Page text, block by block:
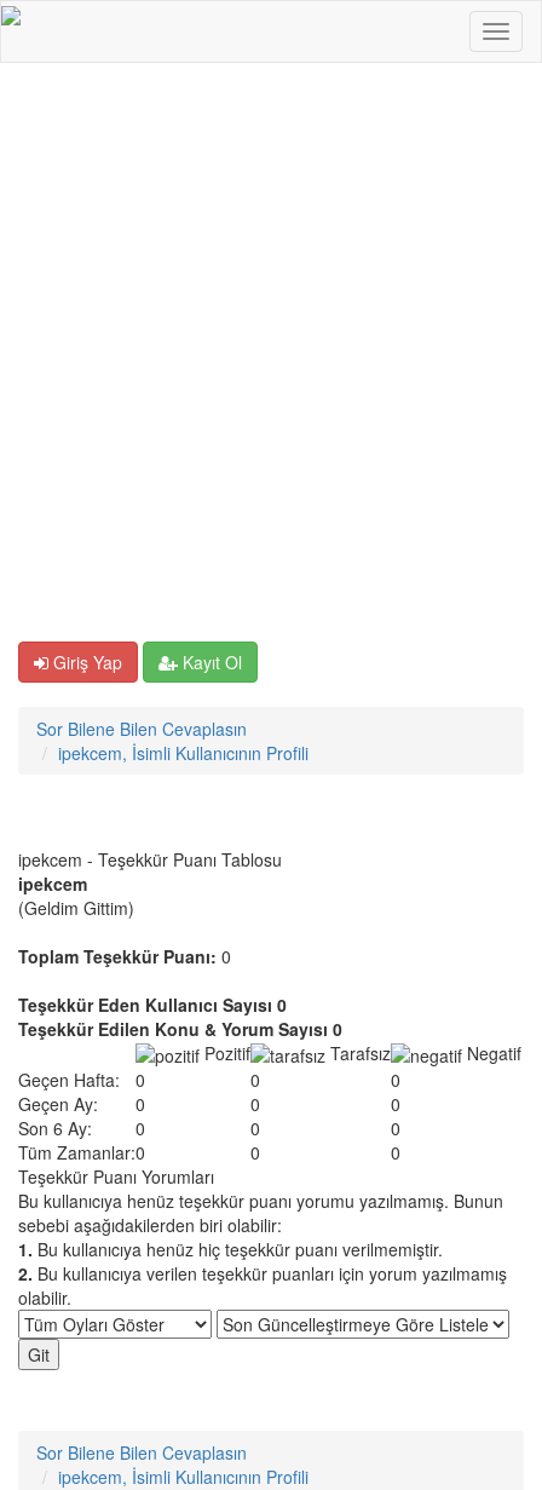
Giriş Yap Kayıt Ol
Sor Bilene Bilen Cevaplasın
ipekcem, İsimli Kullanıcının Profili
ipekcem - Teşekkür Puanı Tablosu
ipekcem
(Geldim Gittim)
Toplam Teşekkür Puanı: 0
Teşekkür Eden Kullanıcı Sayısı 0
Teşekkür Edilen Konu & Yorum Sayısı 0
Pozitif
Tarafsız
Negatif
Geçen Hafta:
0 0
0
Geçen Ay:
0 0
0
Son 6 Ay:
0 0
0
Tüm Zamanlar:0 0
0
Teşekkür Puanı Yorumları
Bu kullanıcıya henüz teşekkür puanı yorumu yazılmamış. Bunun
sebebi aşağıdakilerden biri olabilir:
1. Bu kullanıcıya henüz hiç teşekkür puanı verilmemiştir.
2. Bu kullanıcıya verilen teşekkür puanları için yorum yazılmamış
olabilir.
Sor Bilene Bilen Cevaplasın
ipekcem, İsimli Kullanıcının Profili